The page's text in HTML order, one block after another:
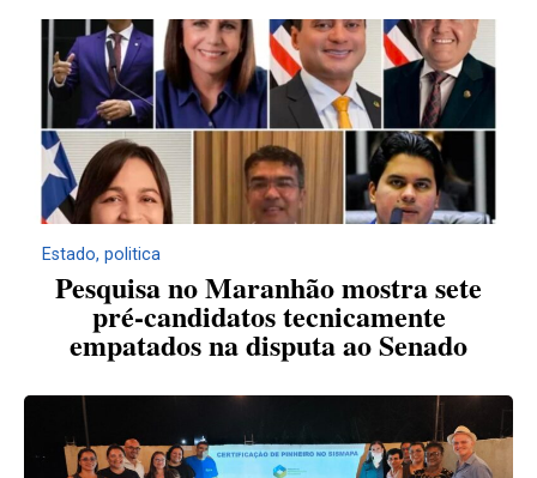
Estado, politica
Pesquisa no Maranhão mostra sete
pré-candidatos tecnicamente
empatados na disputa ao Senado